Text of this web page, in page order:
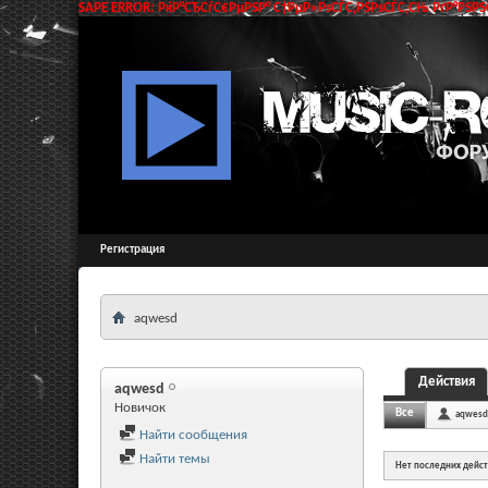
SAPE ERROR: РќР°СЂСѓС€РµРЅР° С†РµР»РѕСЃС‚РЅРѕСЃС‚СЊ
Регистрация
aqwesd
aqwesd
Новичок
Найти сообщения
Найти темы
Действия
Все aqwesd
Нет последних